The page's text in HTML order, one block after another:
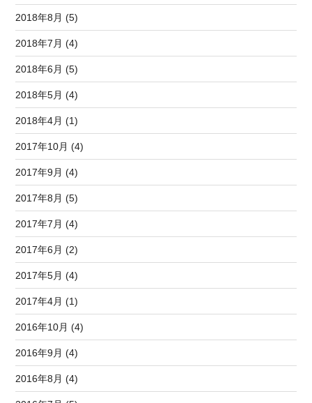
2018年8月 (5)
2018年7月 (4)
2018年6月 (5)
2018年5月 (4)
2018年4月 (1)
2017年10月 (4)
2017年9月 (4)
2017年8月 (5)
2017年7月 (4)
2017年6月 (2)
2017年5月 (4)
2017年4月 (1)
2016年10月 (4)
2016年9月 (4)
2016年8月 (4)